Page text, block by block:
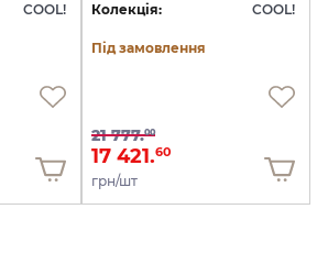
COOL! Колекція: COOL!
Під замовлення
21 777.00
17 421.60
грн/шт